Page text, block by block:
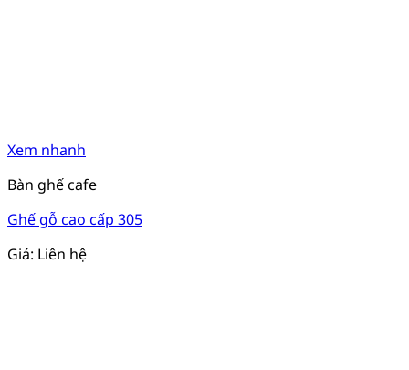
Xem nhanh
Bàn ghế cafe
Ghế gỗ cao cấp 305
Giá: Liên hệ